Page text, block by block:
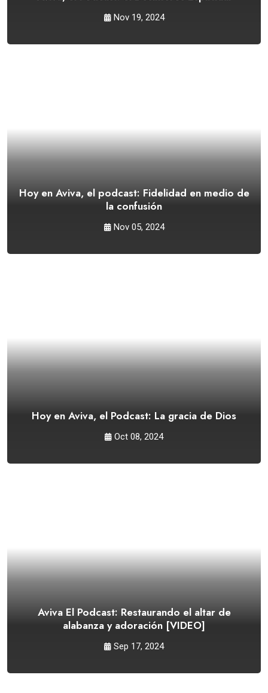
Nov 19, 2024
Hoy en Aviva, el podcast: Fidelidad en medio de
la confusión
Nov 05, 2024
Hoy en Aviva, el Podcast: La gracia de Dios
Oct 08, 2024
Aviva El Podcast: Restaurando el altar de
alabanza y adoración [VIDEO]
Sep 17, 2024